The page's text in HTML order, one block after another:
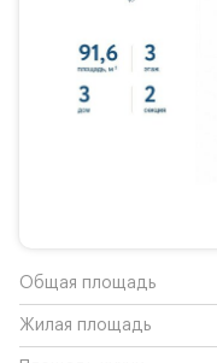
Общая площадь
Жилая площадь